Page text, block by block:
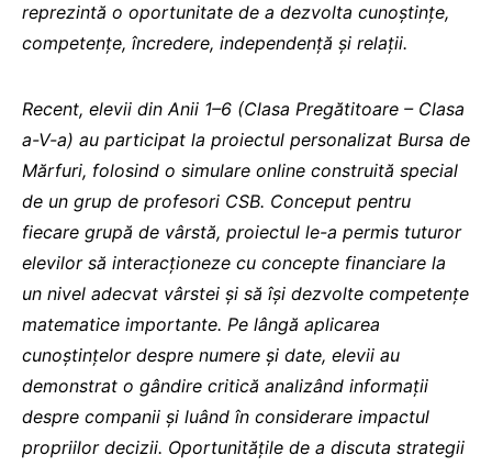
reprezintă o oportunitate de a dezvolta cunoștințe,
competențe, încredere, independență și relații.
Recent, elevii din Anii 1–6 (Clasa Pregătitoare – Clasa
a-V-a) au participat la proiectul personalizat Bursa de
Mărfuri, folosind o simulare online construită special
de un grup de profesori CSB. Conceput pentru
fiecare grupă de vârstă, proiectul le-a permis tuturor
elevilor să interacționeze cu concepte financiare la
un nivel adecvat vârstei și să își dezvolte competențe
matematice importante. Pe lângă aplicarea
cunoștințelor despre numere și date, elevii au
demonstrat o gândire critică analizând informații
despre companii și luând în considerare impactul
propriilor decizii. Oportunitățile de a discuta strategii